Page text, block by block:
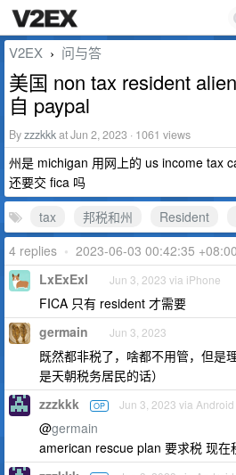
V2EX › 问与答
美国 non tax resident
自 paypal
Byzzzkkkat Jun 2, 2023 · 1061 views
州是 michigan 用网上的 us income tax
还要交 fica 吗
tax
邦税和州 Resident
4 replies • 2023-06-03 00:42:35 +08:00
LxExExl Jun 3, 2023 via iPhone
FICA 只有 resident 才需要
germain Jun 3, 2023
既然都非税了，啥都不用管，但是
是天朝税务居民的话）
zzzkkk OP Jun 3, 2023 via Android
@germain
american rescue plan 要求税 现在